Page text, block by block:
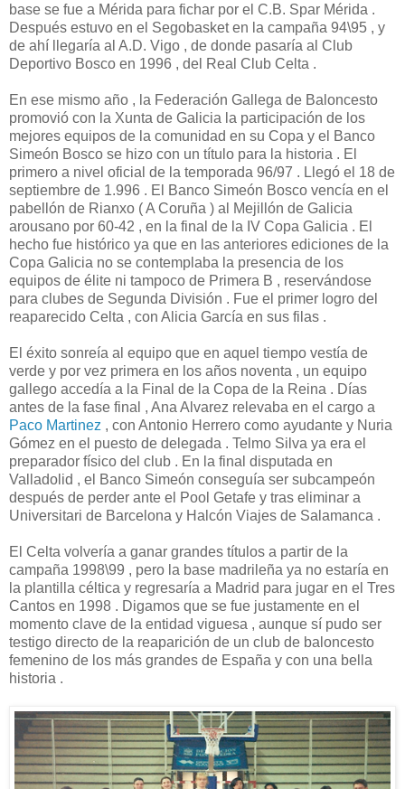
base se fue a Mérida para fichar por el C.B. Spar Mérida .
Después estuvo en el Segobasket en la campaña 94\95 , y
de ahí llegaría al A.D. Vigo , de donde pasaría al Club
Deportivo Bosco en 1996 , del Real Club Celta .
En ese mismo año , la Federación Gallega de Baloncesto
promovió con la Xunta de Galicia la participación de los
mejores equipos de la comunidad en su Copa y el Banco
Simeón Bosco se hizo con un título para la historia . El
primero a nivel oficial de la temporada 96/97 . Llegó el 18 de
septiembre de 1.996 . El Banco Simeón Bosco vencía en el
pabellón de Rianxo ( A Coruña ) al Mejillón de Galicia
arousano por 60-42 , en la final de la IV Copa Galicia . El
hecho fue histórico ya que en las anteriores ediciones de la
Copa Galicia no se contemplaba la presencia de los
equipos de élite ni tampoco de Primera B , reservándose
para clubes de Segunda División . Fue el primer logro del
reaparecido Celta , con Alicia García en sus filas .
El éxito sonreía al equipo que en aquel tiempo vestía de
verde y por vez primera en los años noventa , un equipo
gallego accedía a la Final de la Copa de la Reina . Días
antes de la fase final , Ana Alvarez relevaba en el cargo a
Paco Martinez , con Antonio Herrero como ayudante y Nuria
Gómez en el puesto de delegada . Telmo Silva ya era el
preparador físico del club . En la final disputada en
Valladolid , el Banco Simeón conseguía ser subcampeón
después de perder ante el Pool Getafe y tras eliminar a
Universitari de Barcelona y Halcón Viajes de Salamanca .
El Celta volvería a ganar grandes títulos a partir de la
campaña 1998\99 , pero la base madrileña ya no estaría en
la plantilla céltica y regresaría a Madrid para jugar en el Tres
Cantos en 1998 . Digamos que se fue justamente en el
momento clave de la entidad viguesa , aunque sí pudo ser
testigo directo de la reaparición de un club de baloncesto
femenino de los más grandes de España y con una bella
historia .